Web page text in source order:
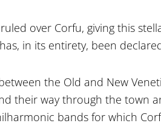
over Corfu, giving this
in its entirety, been
the Old and New
their way through the town
bands for which